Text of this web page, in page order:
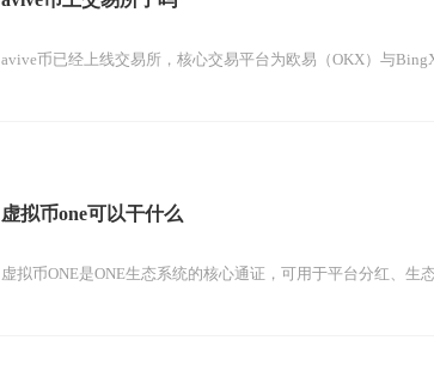
avive币已经上线交易所，核心交易平台为欧易（OKX）与
虚拟币one可以干什么
虚拟币ONE是ONE生态系统的核心通证，可用于平台分红、生